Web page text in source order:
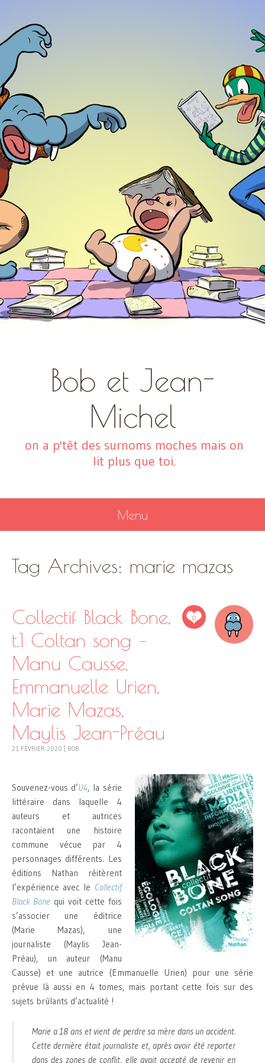
Bob et Jean-
Michel
on a p'têt des surnoms moches mais on
lit plus que toi.
Menu
TO
CONTENT
Tag Archives: marie mazas
0
Collectif Black Bone,
t.1 Coltan song –
Manu Causse,
Emmanuelle Urien,
Marie Mazas,
Maylis Jean-Préau
21 FÉVRIER 2020 BOB
Souvenez-vous d’U4, la série
littéraire dans laquelle 4
auteurs et autrices
racontaient une histoire
commune vécue par 4
personnages différents. Les
éditions Nathan réitèrent
l’expérience avec le Collectif
Black Bonequi voit cette fois
s’associer une éditrice
(Marie Mazas), une
journaliste (Maylis Jean-
Préau), un auteur (Manu
Causse) et une autrice (Emmanuelle Urien) pour une série
prévue là aussi en 4 tomes, mais portant cette fois sur des
sujets brûlants d’actualité !
Marie a 18 ans et vient de perdre sa mère dans un accident.
Cette dernière était journaliste et, après avoir été reporter
dans des zones de conflit, elle avait accepté de revenir en